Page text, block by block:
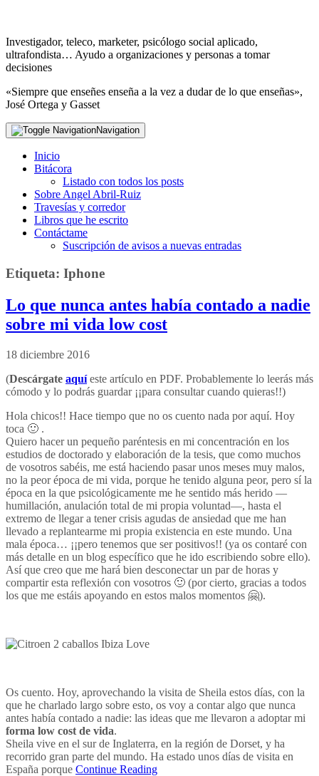
Investigador, teleco, marketer, psicólogo social aplicado,
ultrafondista… Ayudo a organizaciones y personas a tomar
decisiones
«Siempre que enseñes enseña a la vez a dudar de lo que enseñas»,
José Ortega y Gasset
Navigation
Inicio
Bitácora
Listado con todos los posts
Sobre Angel Abril-Ruiz
Travesías y corredor
Libros que he escrito
Contáctame
Suscripción de avisos a nuevas entradas
Etiqueta: Iphone
Lo que nunca antes había contado a nadie
sobre mi vida low cost
18 diciembre 2016
(Descárgate aquíeste artículo en PDF. Probablemente lo leerás más
cómodo y lo podrás guardar ¡¡para consultar cuando quieras!!)
Hola chicos!! Hace tiempo que no os cuento nada por aquí. Hoy
toca 🙂 .
Quiero hacer un pequeño paréntesis en mi concentración en los
estudios de doctorado y elaboración de la tesis, que como muchos
de vosotros sabéis, me está haciendo pasar unos meses muy malos,
no la peor época de mi vida, porque he tenido alguna peor, pero sí la
época en la que psicológicamente me he sentido más herido —
humillación, anulación total de mi propia voluntad—, hasta el
extremo de llegar a tener crisis agudas de ansiedad que me han
llevado a replantearme mi propia existencia en este mundo. Una
mala época… ¡¡pero tenemos que ser positivos!! (ya os contaré con
más detalle en un blog específico que he ido escribiendo sobre ello).
Así que creo que me hará bien desconectar un par de horas y
compartir esta reflexión con vosotros 🙂 (por cierto, gracias a todos
los que me estáis apoyando en estos malos momentos 🤗).
Os cuento. Hoy, aprovechando la visita de Sheila estos días, con la
que he charlado largo sobre esto, os voy a contar algo que nunca
antes había contado a nadie: las ideas que me llevaron a adoptar mi
forma low cost de vida.
Sheila vive en el sur de Inglaterra, en la región de Dorset, y ha
recorrido gran parte del mundo. Ha estado unos días de visita en
España porque Continue Reading